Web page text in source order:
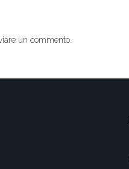
un commento.